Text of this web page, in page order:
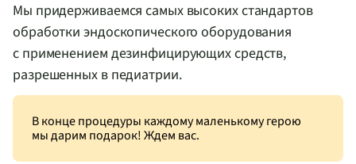
Мы придерживаемся самых высоких стандартов
обработки эндоскопического оборудования
с применением дезинфицирующих средств,
разрешенных в педиатрии.
В конце процедуры каждому маленькому герою
мы дарим подарок! Ждем вас.